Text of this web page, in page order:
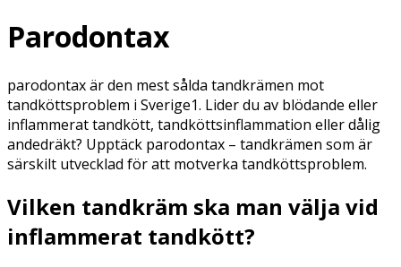
Parodontax
parodontax är den mest sålda tandkrämen mot
tandköttsproblem i Sverige1. Lider du av blödande eller
inflammerat tandkött, tandköttsinflammation eller dålig
andedräkt? Upptäck parodontax – tandkrämen som är
särskilt utvecklad för att motverka tandköttsproblem.
Vilken tandkräm ska man välja vid
inflammerat tandkött?